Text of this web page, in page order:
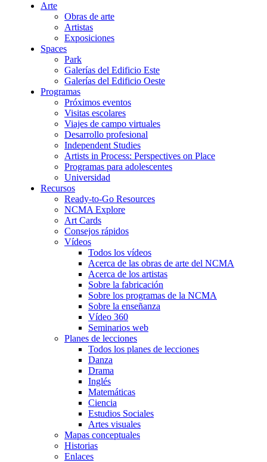
Arte
Obras de arte
Artistas
Exposiciones
Spaces
Park
Galerías del Edificio Este
Galerías del Edificio Oeste
Programas
Próximos eventos
Visitas escolares
Viajes de campo virtuales
Desarrollo profesional
Independent Studies
Artists in Process: Perspectives on Place
Programas para adolescentes
Universidad
Recursos
Ready-to-Go Resources
NCMA Explore
Art Cards
Consejos rápidos
Vídeos
Todos los vídeos
Acerca de las obras de arte del NCMA
Acerca de los artistas
Sobre la fabricación
Sobre los programas de la NCMA
Sobre la enseñanza
Vídeo 360
Seminarios web
Planes de lecciones
Todos los planes de lecciones
Danza
Drama
Inglés
Matemáticas
Ciencia
Estudios Sociales
Artes visuales
Mapas conceptuales
Historias
Enlaces